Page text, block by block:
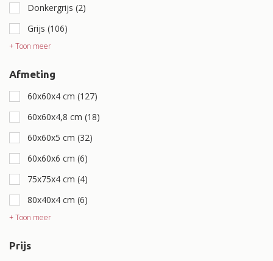
Donkergrijs (2)
Grijs (106)
+ Toon meer
Afmeting
60x60x4 cm (127)
60x60x4,8 cm (18)
60x60x5 cm (32)
60x60x6 cm (6)
75x75x4 cm (4)
80x40x4 cm (6)
+ Toon meer
Prijs